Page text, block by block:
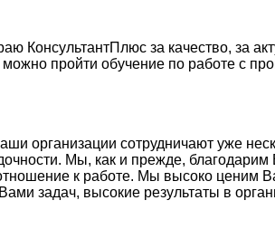
КонсультантПлюс за качество, за
пройти обучение по работе с
организации сотрудничают уже
Мы, как и прежде,
к работе. Мы высоко ценим
задач, высокие результаты в